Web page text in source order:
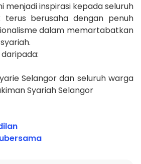
menjadi inspirasi kepada seluruh
berusaha dengan penuh
dalam memartabatkan
Selangor dan seluruh warga
Syariah Selangor